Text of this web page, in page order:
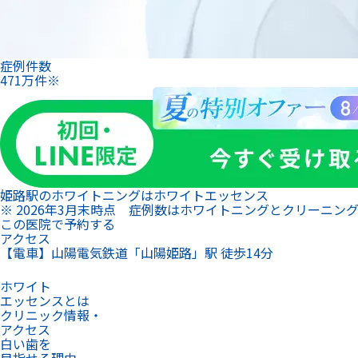
症例件数
471万件※
姫路駅のホワイトニングはホワイトエッセンス
※ 2026年3月末時点 症例数はホワイトニングとクリーニン
この医院で予約する
アクセス
【電車】山陽電気鉄道「山陽姫路」駅 徒歩14分
ホワイト
エッセンスとは
クリニック情報・
アクセス
白い歯を